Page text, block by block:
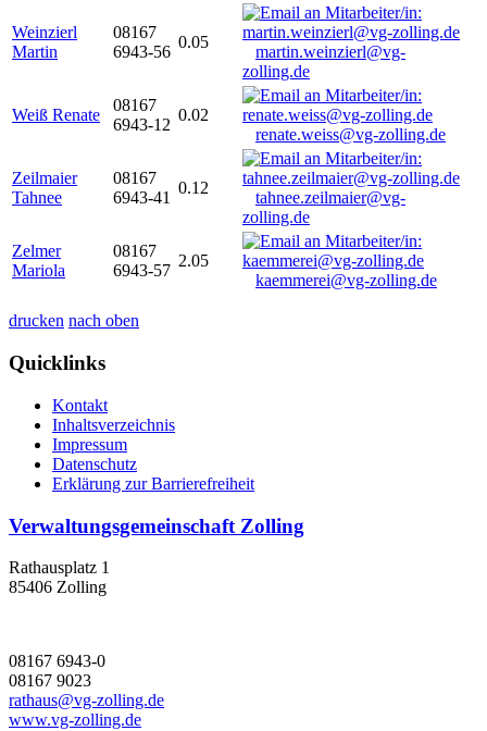
Weinzierl
Martin
08167
6943-56
0.05
martin.weinzierl@vg-
zolling.de
Weiß Renate
08167
6943-12
0.02
renate.weiss@vg-zolling.de
Zeilmaier
Tahnee
08167
6943-41
0.12
tahnee.zeilmaier@vg-
zolling.de
Zelmer
Mariola
08167
6943-57
2.05
kaemmerei@vg-zolling.de
drucken nach oben
Quicklinks
Kontakt
Inhaltsverzeichnis
Impressum
Datenschutz
Erklärung zur Barrierefreiheit
Verwaltungsgemeinschaft Zolling
Rathausplatz 1
85406 Zolling
08167 6943-0
08167 9023
rathaus@vg-zolling.de
www.vg-zolling.de